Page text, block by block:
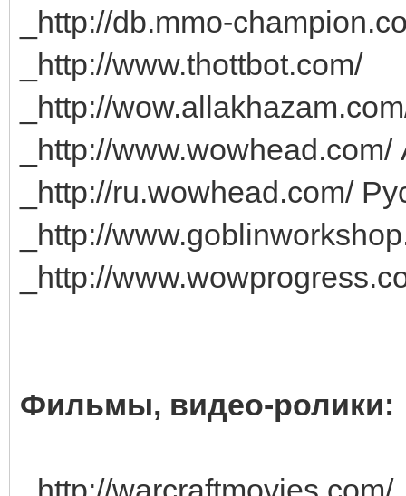
_http://db.mmo-
_http://www.thottbot.com/
_http://
_http://www.wowhead.com/
_http://ru.wowhead.com/
_http://
_http://
Фильмы, видео-ролики: